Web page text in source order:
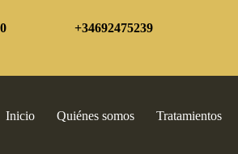
- 20:00 +34692475239
Inicio Quiénes somos Tratamientos